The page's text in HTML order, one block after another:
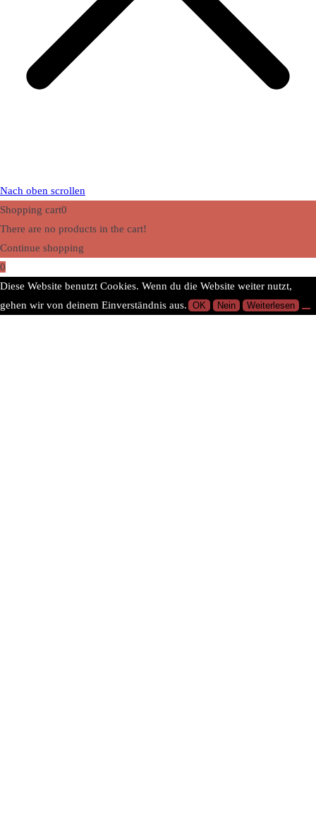
Nach oben scrollen
Shopping cart0
There are no products in the cart!
Continue shopping
0
Diese Website benutzt Cookies. Wenn du die Website weiter nutzt,
gehen wir von deinem Einverständnis aus. OK Nein Weiterlesen